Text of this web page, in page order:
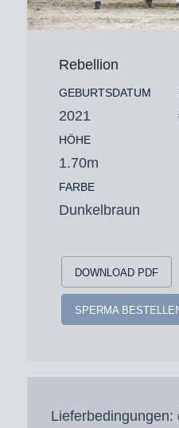
Rebellion
GEBURTSDATUM
2021
HÖHE
1.70m
FARBE
Dunkelbraun
DOWNLOAD PDF
SPERMA
Lieferbedingungen: